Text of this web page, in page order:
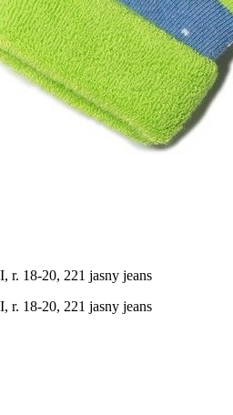
r. 18-20, 221 jasny jeans
r. 18-20, 221 jasny jeans